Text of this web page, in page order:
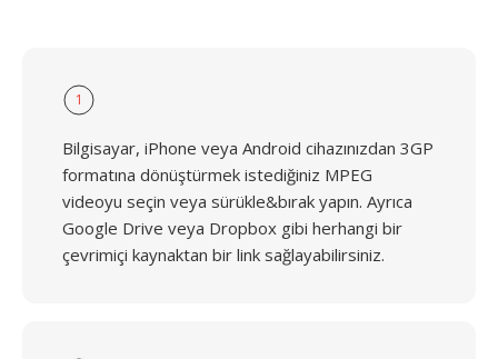
1
Bilgisayar, iPhone veya Android cihazınızdan 3GP
formatına dönüştürmek istediğiniz MPEG
videoyu seçin veya sürükle&bırak yapın. Ayrıca
Google Drive veya Dropbox gibi herhangi bir
çevrimiçi kaynaktan bir link sağlayabilirsiniz.